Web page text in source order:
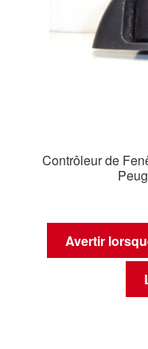
Procédure de
Contrôleur de
Avertir